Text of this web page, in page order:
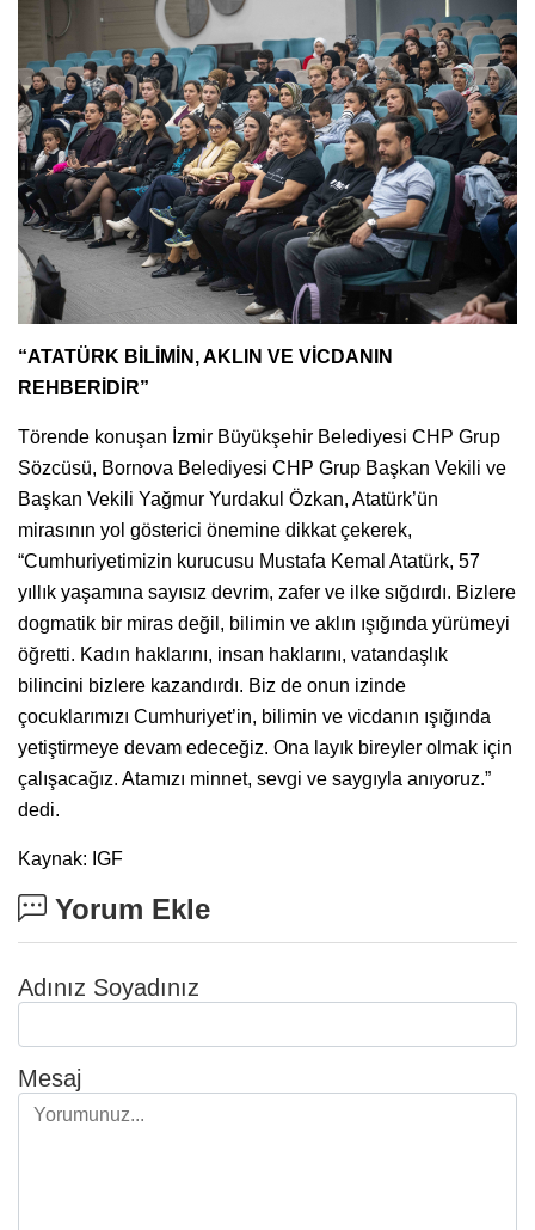
“ATATÜRK BİLİMİN, AKLIN VE VİCDANIN
REHBERİDİR”
Törende konuşan İzmir Büyükşehir Belediyesi CHP Grup
Sözcüsü, Bornova Belediyesi CHP Grup Başkan Vekili ve
Başkan Vekili Yağmur Yurdakul Özkan, Atatürk’ün
mirasının yol gösterici önemine dikkat çekerek,
“Cumhuriyetimizin kurucusu Mustafa Kemal Atatürk, 57
yıllık yaşamına sayısız devrim, zafer ve ilke sığdırdı. Bizlere
dogmatik bir miras değil, bilimin ve aklın ışığında yürümeyi
öğretti. Kadın haklarını, insan haklarını, vatandaşlık
bilincini bizlere kazandırdı. Biz de onun izinde
çocuklarımızı Cumhuriyet’in, bilimin ve vicdanın ışığında
yetiştirmeye devam edeceğiz. Ona layık bireyler olmak için
çalışacağız. Atamızı minnet, sevgi ve saygıyla anıyoruz.”
dedi.
Kaynak: IGF
Yorum Ekle
Adınız Soyadınız
Mesaj